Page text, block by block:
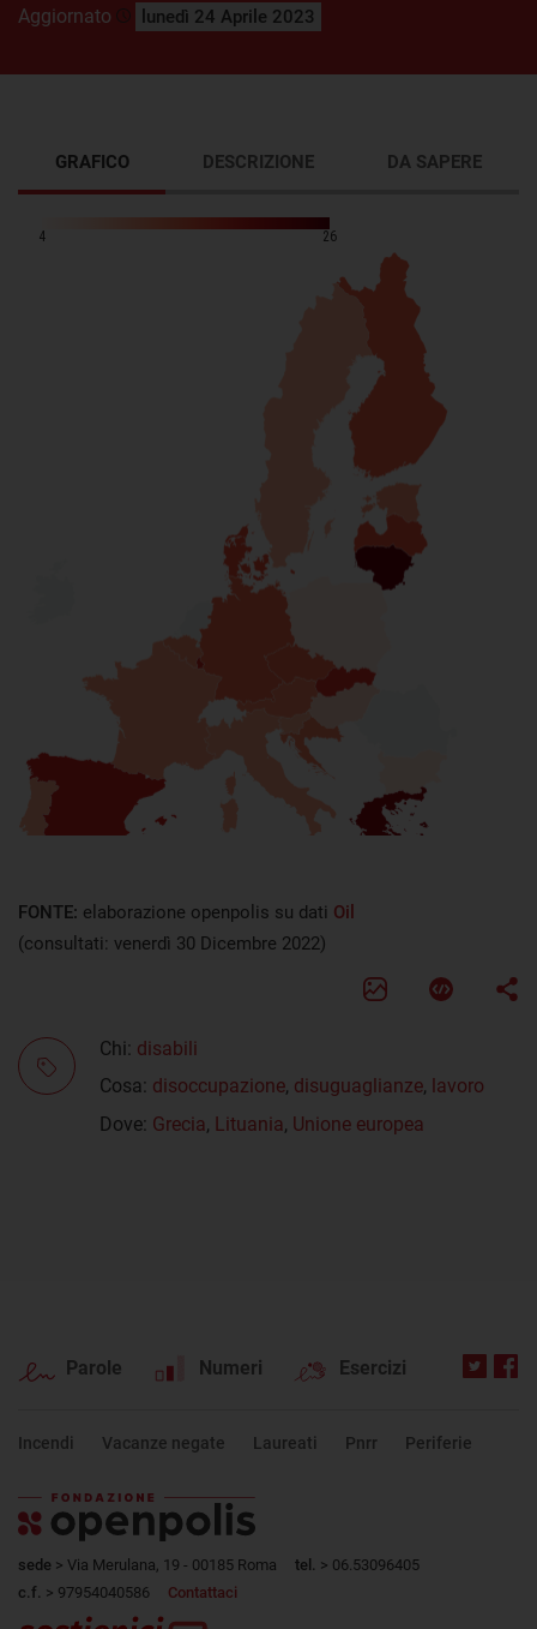
Aggiornato lunedì 24 Aprile 2023
GRAFICO DESCRIZIONE DA SAPERE
FONTE: elaborazione openpolis su dati Oil
(consultati: venerdì 30 Dicembre 2022)
Chi: disabili
Cosa: disoccupazione, disuguaglianze, lavoro
Dove: Grecia, Lituania, Unione europea
Parole Numeri Esercizi
Incendi Vacanze negate Laureati Pnrr Periferie
sede > Via Merulana, 19 - 00185 Roma tel. > 06.53096405
c.f. > 97954040586 Contattaci